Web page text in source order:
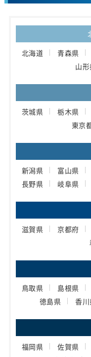
北海道 青森県
山
茨城県 栃木県
東京
新潟県 富山県
長野県
岐阜県
滋賀県 京都府
鳥取県 島根県
徳島県
香
福岡県 佐賀県